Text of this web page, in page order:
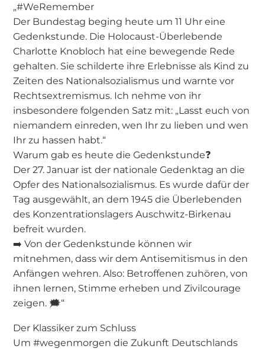
„#WeRemember
Der Bundestag beging heute um 11 Uhr eine
Gedenkstunde. Die Holocaust-Überlebende
Charlotte Knobloch hat eine bewegende Rede
gehalten. Sie schilderte ihre Erlebnisse als Kind zu
Zeiten des Nationalsozialismus und warnte vor
Rechtsextremismus. Ich nehme von ihr
insbesondere folgenden Satz mit: „Lasst euch von
niemandem einreden, wen Ihr zu lieben und wen
Ihr zu hassen habt.“
Warum gab es heute die Gedenkstunde❓
Der 27. Januar ist der nationale Gedenktag an die
Opfer des Nationalsozialismus. Es wurde dafür der
Tag ausgewählt, an dem 1945 die Überlebenden
des Konzentrationslagers Auschwitz-Birkenau
befreit wurden.
➡️ Von der Gedenkstunde können wir
mitnehmen, dass wir dem Antisemitismus in den
Anfängen wehren. Also: Betroffenen zuhören, von
ihnen lernen, Stimme erheben und Zivilcourage
zeigen. 🗯“
Der Klassiker zum Schluss
Um #wegenmorgen die Zukunft Deutschlands